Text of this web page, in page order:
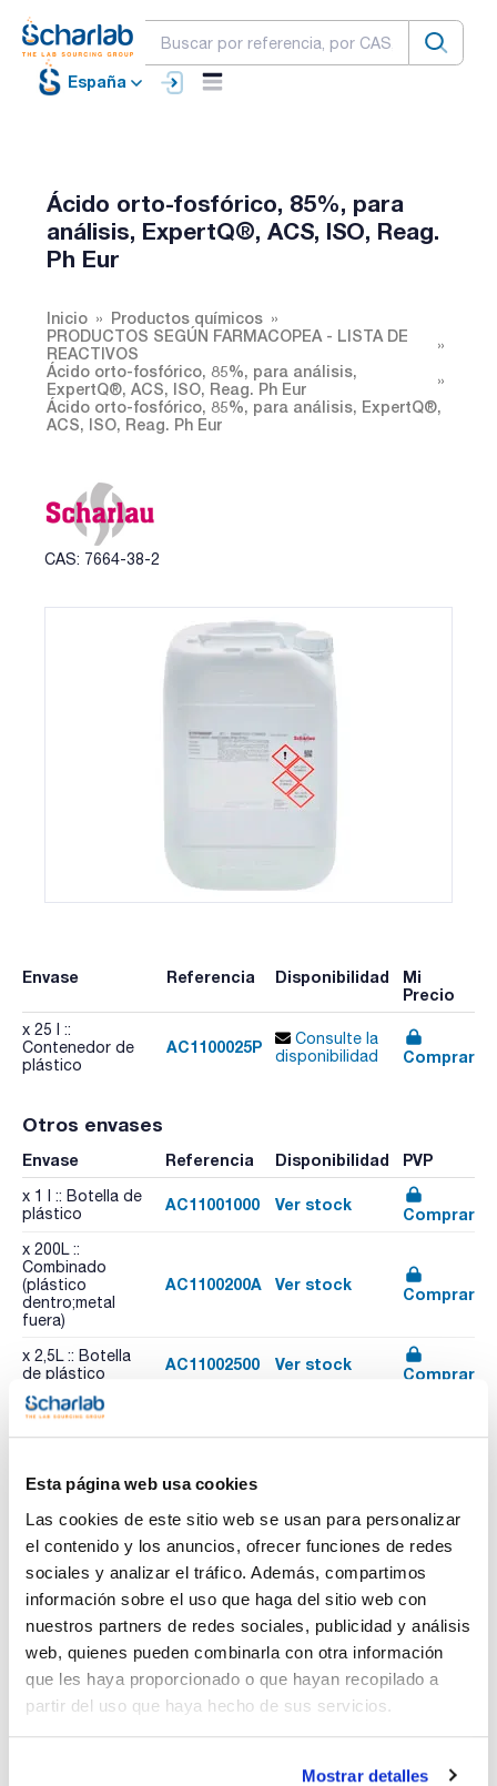
Esta página web usa cookies
Las cookies de este sitio web se usan para personalizar
el contenido y los anuncios, ofrecer funciones de redes
sociales y analizar el tráfico. Además, compartimos
información sobre el uso que haga del sitio web con
nuestros partners de redes sociales, publicidad y análisis
web, quienes pueden combinarla con otra información
que les haya proporcionado o que hayan recopilado a
partir del uso que haya hecho de sus servicios.
Mostrar detalles
España
Ácido orto-fosfórico, 85%, para
análisis, ExpertQ®, ACS, ISO, Reag.
Ph Eur
Inicio
Productos químicos
PRODUCTOS SEGÚN FARMACOPEA - LISTA DE
REACTIVOS
Ácido orto-fosfórico, 85%, para análisis,
ExpertQ®, ACS, ISO, Reag. Ph Eur
Ácido orto-fosfórico, 85%, para análisis, ExpertQ®,
ACS, ISO, Reag. Ph Eur
CAS: 7664-38-2
Envase Referencia Disponibilidad
Mi
Precio
x 25 l ::
Contenedor de
plástico
AC1100025P
Consulte la
disponibilidad
Comprar
Otros envases
Envase Referencia Disponibilidad PVP
x 1 l :: Botella de
plástico
AC11001000 Ver stock
Comprar
x 200L ::
Combinado
(plástico
dentro;metal
fuera)
AC1100200A Ver stock
Comprar
x 2,5L :: Botella
de plástico
AC11002500 Ver stock
Comprar
Imprimir ficha de
Características
Capacidad : x 25 l
- Sinónimos:
- H3PO4
- M = 98,00 g/mol
- CAS [7664-38-2]
- EINECS-No.: 231-633-2
- Densidad: 1,71 g/cm3
- Solub. en agua: (20 ºC): miscible
Ver más